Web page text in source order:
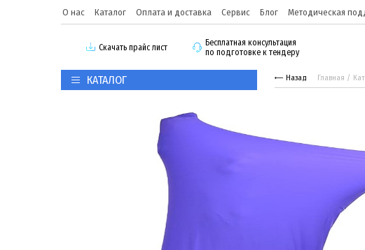
О нас Каталог Оплата и доставка Сервис Блог Методическая
Скачать прайс лист
Бесплатная консультация
по подготовке к тендеру
КАТАЛОГ Назад Главная